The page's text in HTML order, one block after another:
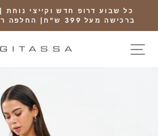
content
Pause
כל שבוע דרופ חדש וקייצי
ברכישה מעל 399 ש"ח| החלפה ראשונה חינם עם שליח
SITE NAVIGATION